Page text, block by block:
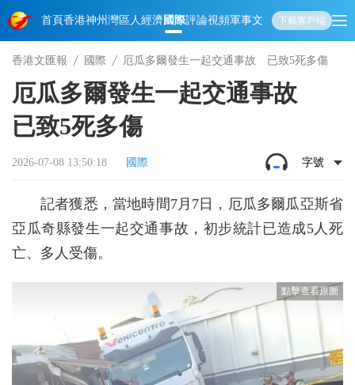
首頁香港神州 灣區人經濟國際評論視頻軍事文化 娛樂生活教育體
下載客戶端
香港文匯報 國際 厄瓜多爾發生一起交通事故 已致5死多傷
厄瓜多爾發生一起交通事故
已致5死多傷
2026-07-08 13:50:18 國際 字號
記者獲悉，當地時間7月7日，厄瓜多爾瓜亞斯省
亞瓜奇縣發生一起交通事故，初步統計已造成5人死
亡、多人受傷。